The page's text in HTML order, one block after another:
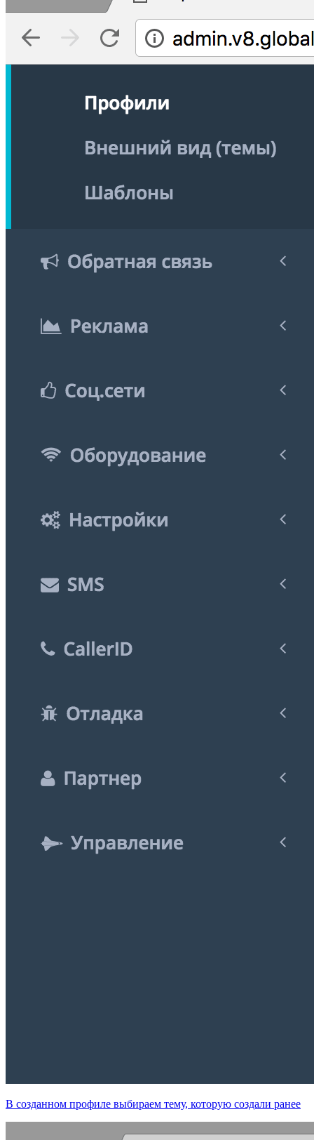
В созданном профиле выбираем тему, которую создали ранее